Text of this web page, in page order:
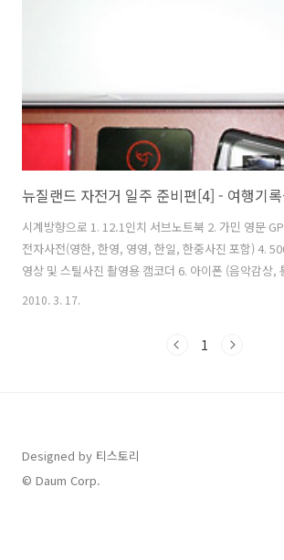
뉴질랜드 자전거 일주 준비편[4] - 여행기
시계방향으로 1. 12.1인치 서브노트북 2. 가민 영문
전자사전(영한, 한영, 영영, 한일, 한중사진 포함) 4.
영상 및 스틸사진 촬영용 캠코더 6. 아이폰 (음악감상,
EOS 400D 카메라(사진 미첨부) 자전거 여행의 모든 기
좋은 분과 거래도 했고 현장에서 1시간에 걸쳐서 교육?
2010. 3. 17.
1
Designed by 티스토리
© Daum Corp.